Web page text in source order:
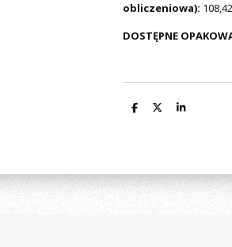
obliczeniowa): 108,42
DOSTĘPNE
D
D
S